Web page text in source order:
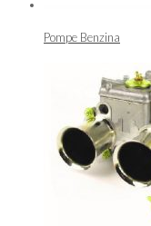
Pompe Benzina